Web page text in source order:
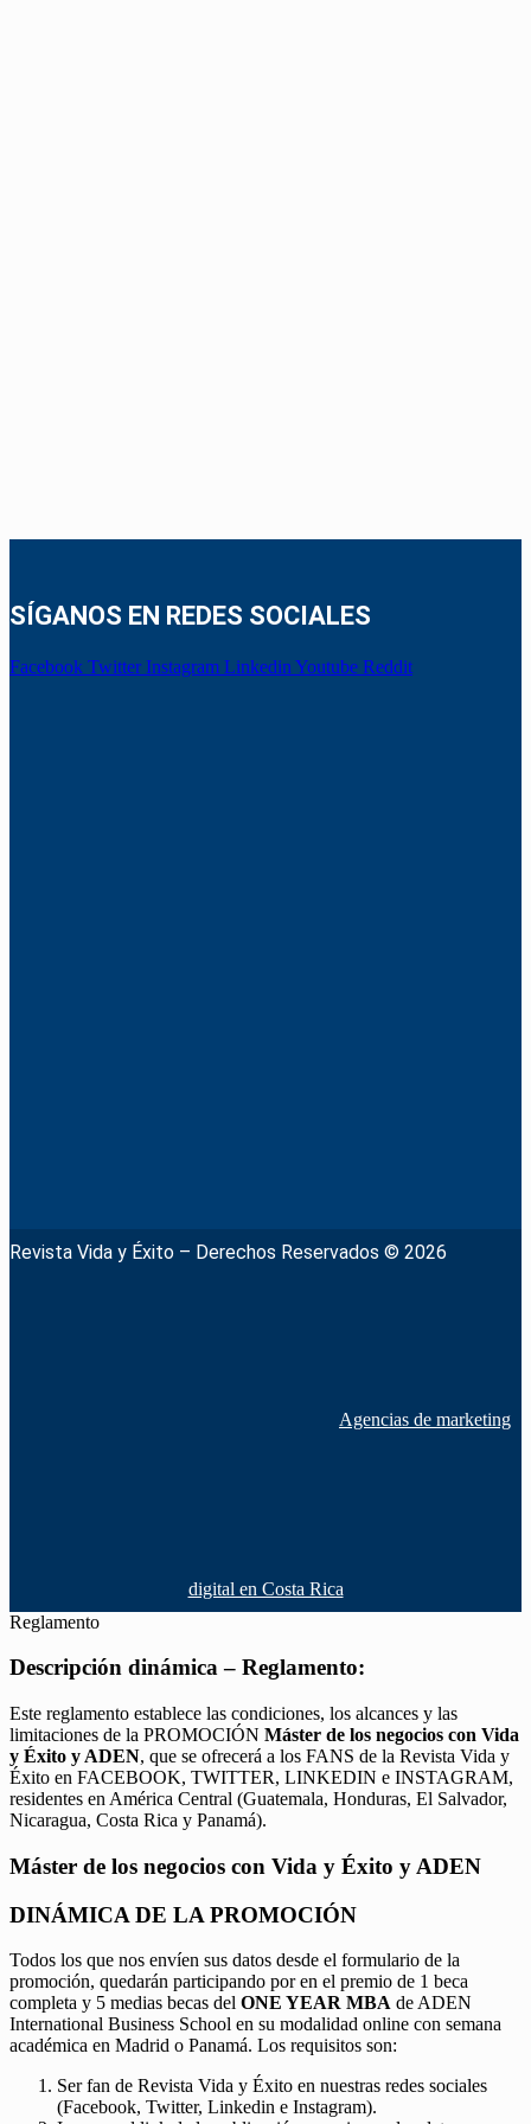
SÍGANOS EN REDES SOCIALES
Facebook Twitter Instagram Linkedin Youtube Reddit
Revista Vida y Éxito – Derechos Reservados © 2026
Agencias de marketing
digital en Costa Rica
Reglamento
Descripción dinámica – Reglamento:
Este reglamento establece las condiciones, los alcances y las
limitaciones de la PROMOCIÓN Máster de los negocios con Vida
y Éxito y ADEN, que se ofrecerá a los FANS de la Revista Vida y
Éxito en FACEBOOK, TWITTER, LINKEDIN e INSTAGRAM,
residentes en América Central (Guatemala, Honduras, El Salvador,
Nicaragua, Costa Rica y Panamá).
Máster de los negocios con Vida y Éxito y ADEN
DINÁMICA DE LA PROMOCIÓN
Todos los que nos envíen sus datos desde el formulario de la
promoción, quedarán participando por en el premio de 1 beca
completa y 5 medias becas del ONE YEAR MBA de ADEN
International Business School en su modalidad online con semana
académica en Madrid o Panamá. Los requisitos son:
Ser fan de Revista Vida y Éxito en nuestras redes sociales
(Facebook, Twitter, Linkedin e Instagram).